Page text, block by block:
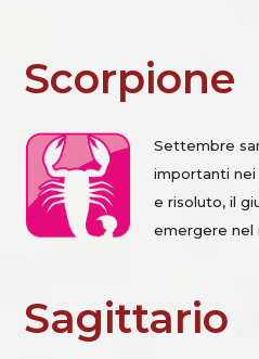
Scorpione
Settembre
importanti nei
e risoluto, il
emergere nel
Sagittario